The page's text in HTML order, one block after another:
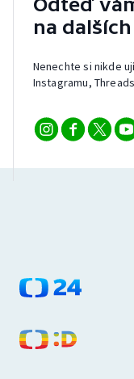
Odteď
na
Nenechte si nikde
Instagramu,